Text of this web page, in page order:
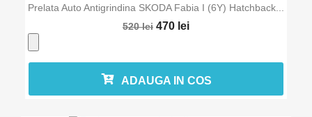
Prelata Auto Antigrindina SKODA Fabia I (6Y) Hatchback...
520 lei 470 lei
ADAUGA IN COS